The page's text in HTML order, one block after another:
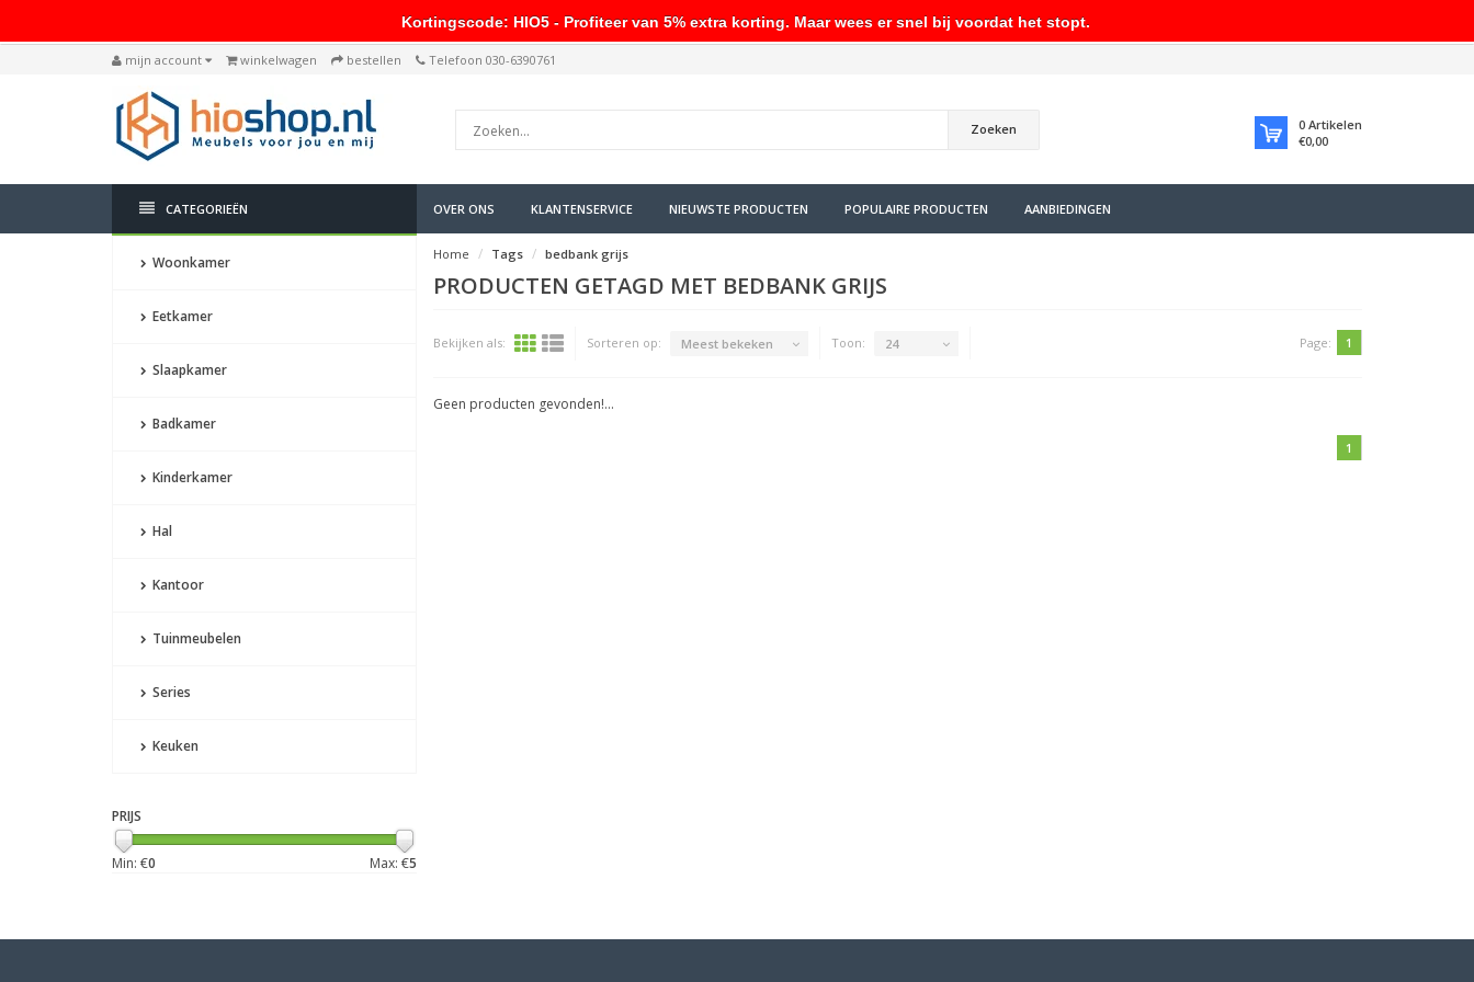
mijn account winkelwagen bestellen Telefoon 030-6390761
Zoeken 0 Artikelen
€0,00
CATEGORIEËN OVER ONS KLANTENSERVICE NIEUWSTE PRODUCTEN POPULAIRE PRODUCTEN AANBIEDINGEN
Woonkamer
Eetkamer
Slaapkamer
Badkamer
Kinderkamer
Hal
Kantoor
Tuinmeubelen
Series
Keuken
PRIJS
Min: €0 Max: €5
Home Tags bedbank grijs
PRODUCTEN GETAGD MET BEDBANK GRIJS
Bekijken als: Sorteren op: Meest bekeken Toon: 24 Page: 1
Geen producten gevonden!...
1
Kortingscode: HIO5 - Profiteer van 5% extra korting. Maar wees er snel bij voordat het stopt.